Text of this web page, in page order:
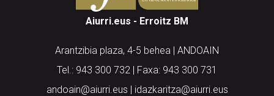
Aiurri.eus - Erroitz BM
Arantzibia plaza, 4-5 behea | ANDOAIN
Tel.: 943 300 732 | Faxa: 943 300 731
andoain@aiurri.eus | idazkaritza@aiurri.eus